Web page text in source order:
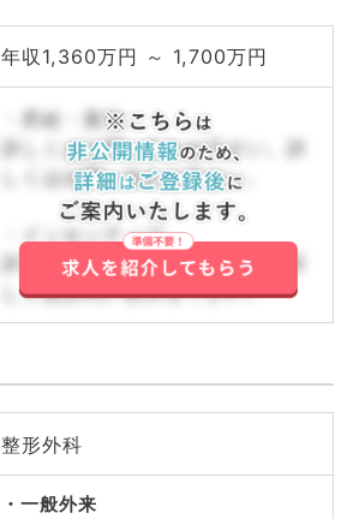
年収1,360万円 ～ 1,700万円
・昇給・賞与
詳しくはお問い合わせ下さい。詳
しくはお問い合わせ下さい。
・インセンティブ
詳しくはお問い合わせ下さい。詳
しくはお問い合わせ下さい。
整形外科
一般外来